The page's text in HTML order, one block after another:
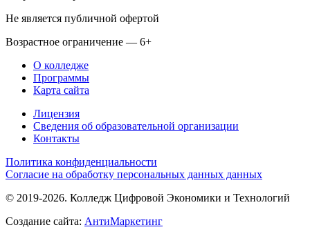
Не является публичной офертой
Возрастное ограничение — 6+
О колледже
Программы
Карта сайта
Лицензия
Сведения об образовательной организации
Контакты
Политика конфиденциальности
Согласие на обработку персональных данных данных
© 2019-2026. Колледж Цифровой Экономики и Технологий
Создание сайта: АнтиМаркетинг